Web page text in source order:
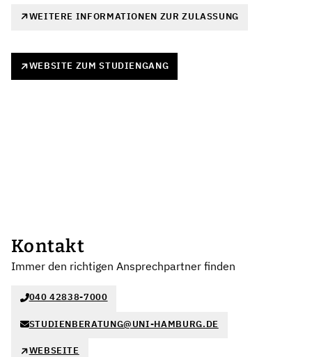
WEITERE INFORMATIONEN ZUR ZULASSUNG
WEBSITE ZUM STUDIENGANG
Kontakt
Immer den richtigen Ansprechpartner finden
040 42838-7000
STUDIENBERATUNG@UNI-HAMBURG.DE
WEBSEITE